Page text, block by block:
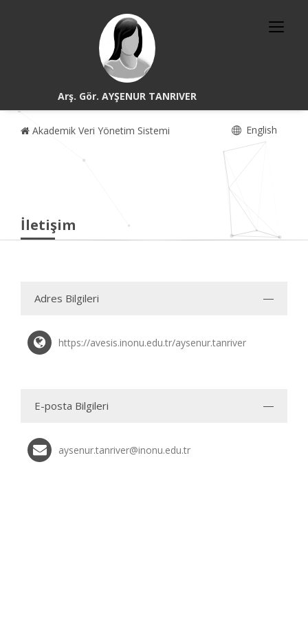
Arş. Gör. AYŞENUR TANRIVER
Akademik Veri Yönetim Sistemi English
İletişim
Adres Bilgileri
https://avesis.inonu.edu.tr/aysenur.tanriver
E-posta Bilgileri
aysenur.tanriver@inonu.edu.tr